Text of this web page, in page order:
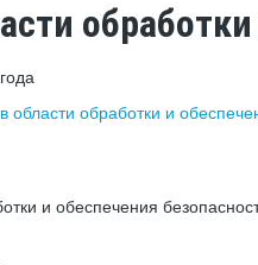
области обработки и
и обеспечения